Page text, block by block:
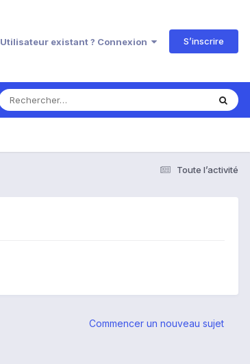
Utilisateur existant ? Connexion S’inscrire
Toute l’activité
Commencer un nouveau sujet